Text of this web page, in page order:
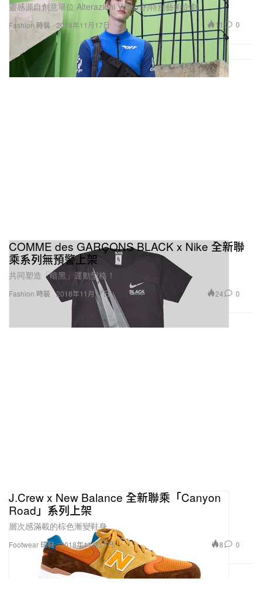
Fashion 時裝
靈感源自創意單位 Alterazioni Video 的特別藝術企劃。
2018年11月17日 11 0
Fashion 時裝
COMME des GARÇONS BLACK x Nike 全新聯
乘系列無預警上架
共同塑造「暗黑」運動型格！
2018年11月17日 24 0
Footwear 球鞋
J.Crew x New Balance 全新聯乘「Canyon
Road」系列上架
層次感滿載的棕色漸變鞋身。
2018年11月17日 8 0